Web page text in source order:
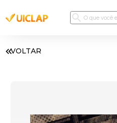
VOLTAR